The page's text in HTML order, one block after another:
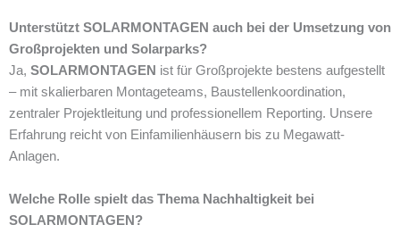
Unterstützt SOLARMONTAGEN auch bei der Umsetzung von
Großprojekten und Solarparks?
Ja, SOLARMONTAGEN ist für Großprojekte bestens aufgestellt
– mit skalierbaren Montageteams, Baustellenkoordination,
zentraler Projektleitung und professionellem Reporting. Unsere
Erfahrung reicht von Einfamilienhäusern bis zu Megawatt-
Anlagen.
Welche Rolle spielt das Thema Nachhaltigkeit bei
SOLARMONTAGEN?